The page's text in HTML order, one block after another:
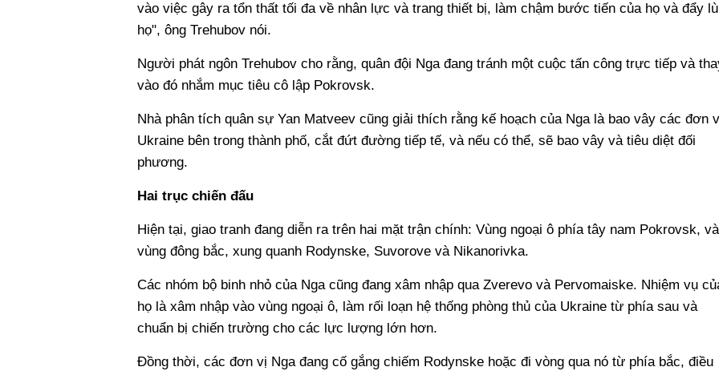
vào việc gây ra tổn thất tối đa về nhân lực và trang thiết bị, làm chậm bước tiến của họ và đẩy
họ", ông Trehubov nói.
Người phát ngôn Trehubov cho rằng, quân đội Nga đang tránh một cuộc tấn công trực tiếp và
vào đó nhắm mục tiêu cô lập Pokrovsk.
Nhà phân tích quân sự Yan Matveev cũng giải thích rằng kế hoạch của Nga là bao vây các đơn
Ukraine bên trong thành phố, cắt đứt đường tiếp tế, và nếu có thể, sẽ bao vây và tiêu diệt đối
phương.
Hai trục chiến đấu
Hiện tại, giao tranh đang diễn ra trên hai mặt trận chính: Vùng ngoại ô phía tây nam Pokrovsk, và
vùng đông bắc, xung quanh Rodynske, Suvorove và Nikanorivka.
Các nhóm bộ binh nhỏ của Nga cũng đang xâm nhập qua Zverevo và Pervomaiske. Nhiệm vụ
họ là xâm nhập vào vùng ngoại ô, làm rối loạn hệ thống phòng thủ của Ukraine từ phía sau và
chuẩn bị chiến trường cho các lực lượng lớn hơn.
Đồng thời, các đơn vị Nga đang cố gắng chiếm Rodynske hoặc đi vòng qua nó từ phía bắc, điều